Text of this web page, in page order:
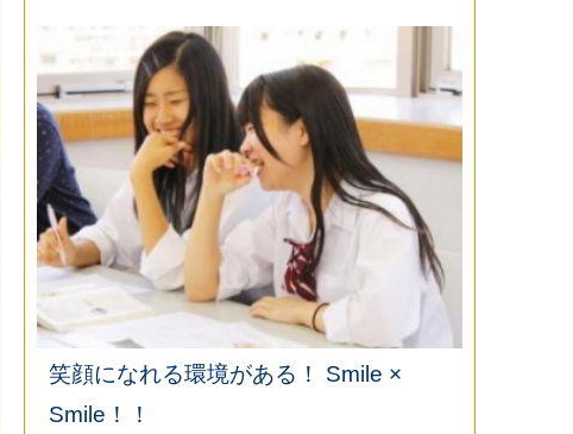
笑顔になれる環境がある！ Smile ×
Smile！！